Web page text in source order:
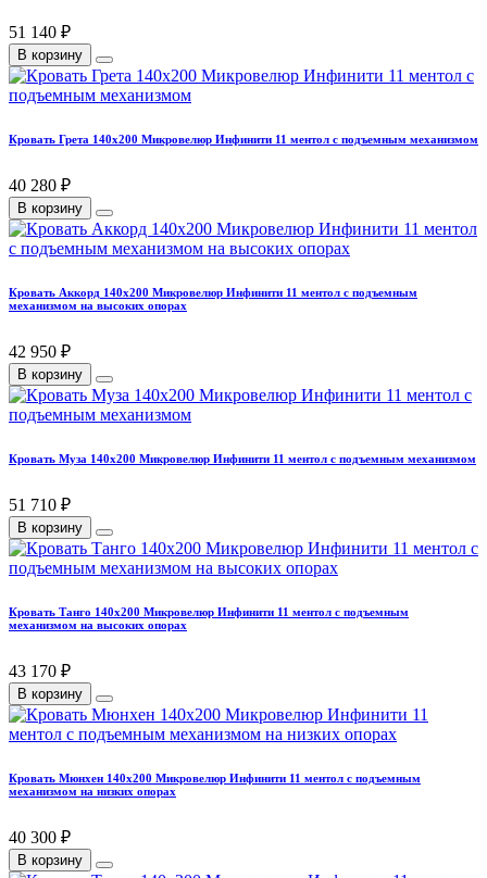
51 140 ₽
В корзину
Кровать Грета 140х200 Микровелюр Инфинити 11 ментол с подъемным механизмом
40 280 ₽
В корзину
Кровать Аккорд 140х200 Микровелюр Инфинити 11 ментол с подъемным
механизмом на высоких опорах
42 950 ₽
В корзину
Кровать Муза 140х200 Микровелюр Инфинити 11 ментол с подъемным механизмом
51 710 ₽
В корзину
Кровать Танго 140х200 Микровелюр Инфинити 11 ментол с подъемным
механизмом на высоких опорах
43 170 ₽
В корзину
Кровать Мюнхен 140х200 Микровелюр Инфинити 11 ментол с подъемным
механизмом на низких опорах
40 300 ₽
В корзину